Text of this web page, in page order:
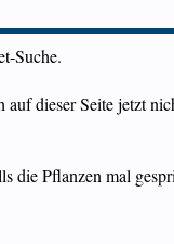
Suche.
dieser Seite jetzt
die Pflanzen mal